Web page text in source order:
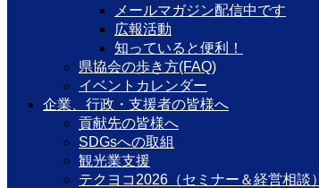
メールマガジン配信中です
広報活動
知っていると便利！
県協会の歩き方(FAQ)
イベントカレンダー
企業、行政・支援者の皆様へ
貢献先の皆様へ
SDGsへの取組
観光業支援
テクヨコ2026（セミナー＆経営相談）